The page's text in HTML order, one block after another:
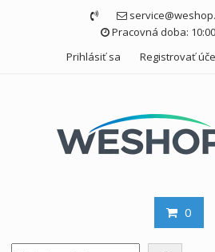
Pracovná doba:
Prihlásiť sa
Registrovať
0